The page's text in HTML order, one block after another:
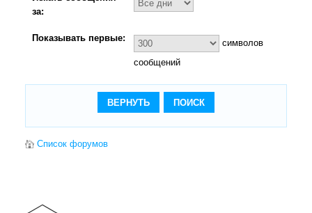
за:
Показывать первые: символов
сообщений
Список форумов